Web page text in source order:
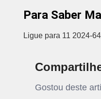
Para Saber
Ligue para 11 2024-
Gostou deste